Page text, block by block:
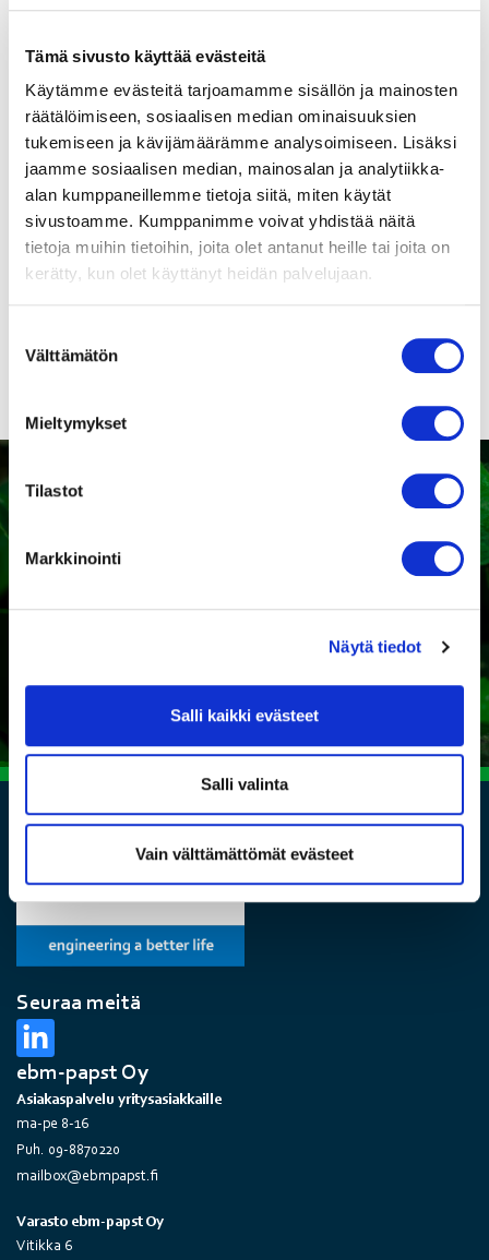
Tämä sivusto käyttää evästeitä
Käytämme evästeitä tarjoamamme sisällön ja mainosten
räätälöimiseen, sosiaalisen median ominaisuuksien
tukemiseen ja kävijämäärämme analysoimiseen. Lisäksi
jaamme sosiaalisen median, mainosalan ja analytiikka-
alan kumppaneillemme tietoja siitä, miten käytät
sivustoamme. Kumppanimme voivat yhdistää näitä
tietoja muihin tietoihin, joita olet antanut heille tai joita on
kerätty, kun olet käyttänyt heidän palvelujaan.
valinta
Välttämätön
Mieltymykset
Tilastot
Markkinointi
Näytä tiedot
Salli kaikki evästeet
Salli valinta
Vain välttämättömät evästeet
4655611
Lisätietoja
ErP-direktiivi ei koske alle
125 W puhaltimia. Yli 125 W
merkitty, läpäiseekö tuote
direktiivin vaatimukset.
Suomenkieliset
Kaipaatko tukea sopivan
Seuraa meitä
ebm-papst Oy
Asiakaspalvelu yritysasiakkaille
ma-pe 8-16
Puh. 09-8870220
mailbox@ebmpapst.fi
Varasto ebm-papst Oy
Vitikka 6